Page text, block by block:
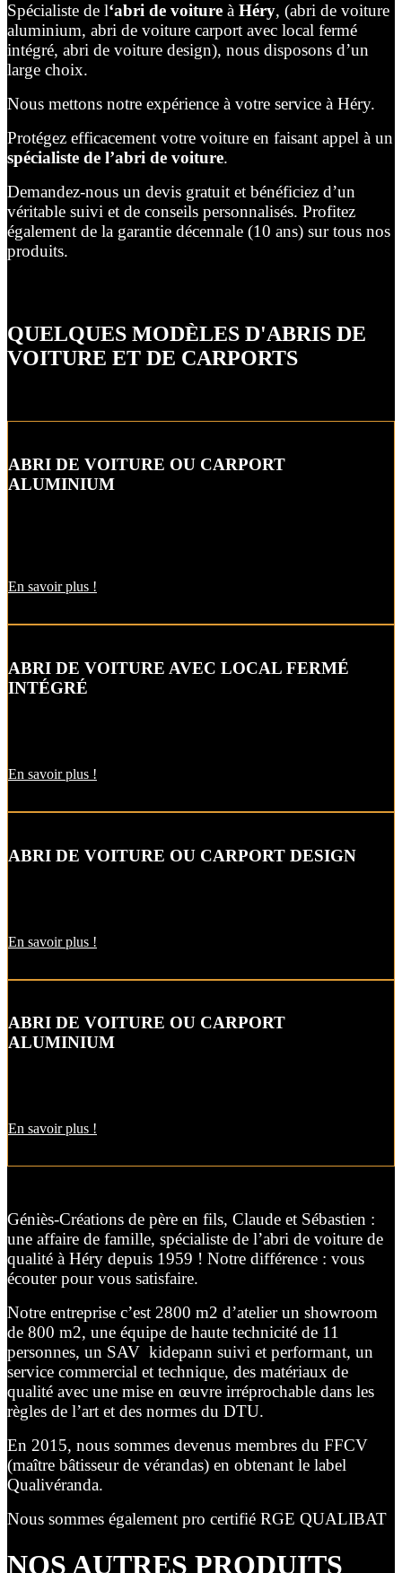
Spécialiste de l‘abri de voiture à Héry, (abri de voiture
aluminium, abri de voiture carport avec local fermé
intégré, abri de voiture design), nous disposons d’un
large choix.
Nous mettons notre expérience à votre service à Héry.
Protégez efficacement votre voiture en faisant appel à un
spécialiste de l’abri de voiture.
Demandez-nous un devis gratuit et bénéficiez d’un
véritable suivi et de conseils personnalisés. Profitez
également de la garantie décennale (10 ans) sur tous nos
produits.
QUELQUES MODÈLES D'ABRIS DE
VOITURE ET DE CARPORTS
ABRI DE VOITURE OU CARPORT
ALUMINIUM
En savoir plus !
ABRI DE VOITURE AVEC LOCAL FERMÉ
INTÉGRÉ
En savoir plus !
ABRI DE VOITURE OU CARPORT DESIGN
En savoir plus !
ABRI DE VOITURE OU CARPORT
ALUMINIUM
En savoir plus !
Géniès-Créations de père en fils, Claude et Sébastien :
une affaire de famille, spécialiste de l’abri de voiture de
qualité à Héry depuis 1959 ! Notre différence : vous
écouter pour vous satisfaire.
Notre entreprise c’est 2800 m2 d’atelier un showroom
de 800 m2, une équipe de haute technicité de 11
personnes, un SAV kidepann suivi et performant, un
service commercial et technique, des matériaux de
qualité avec une mise en œuvre irréprochable dans les
règles de l’art et des normes du DTU.
En 2015, nous sommes devenus membres du FFCV
(maître bâtisseur de vérandas) en obtenant le label
Qualivéranda.
Nous sommes également pro certifié RGE QUALIBAT
NOS AUTRES PRODUITS